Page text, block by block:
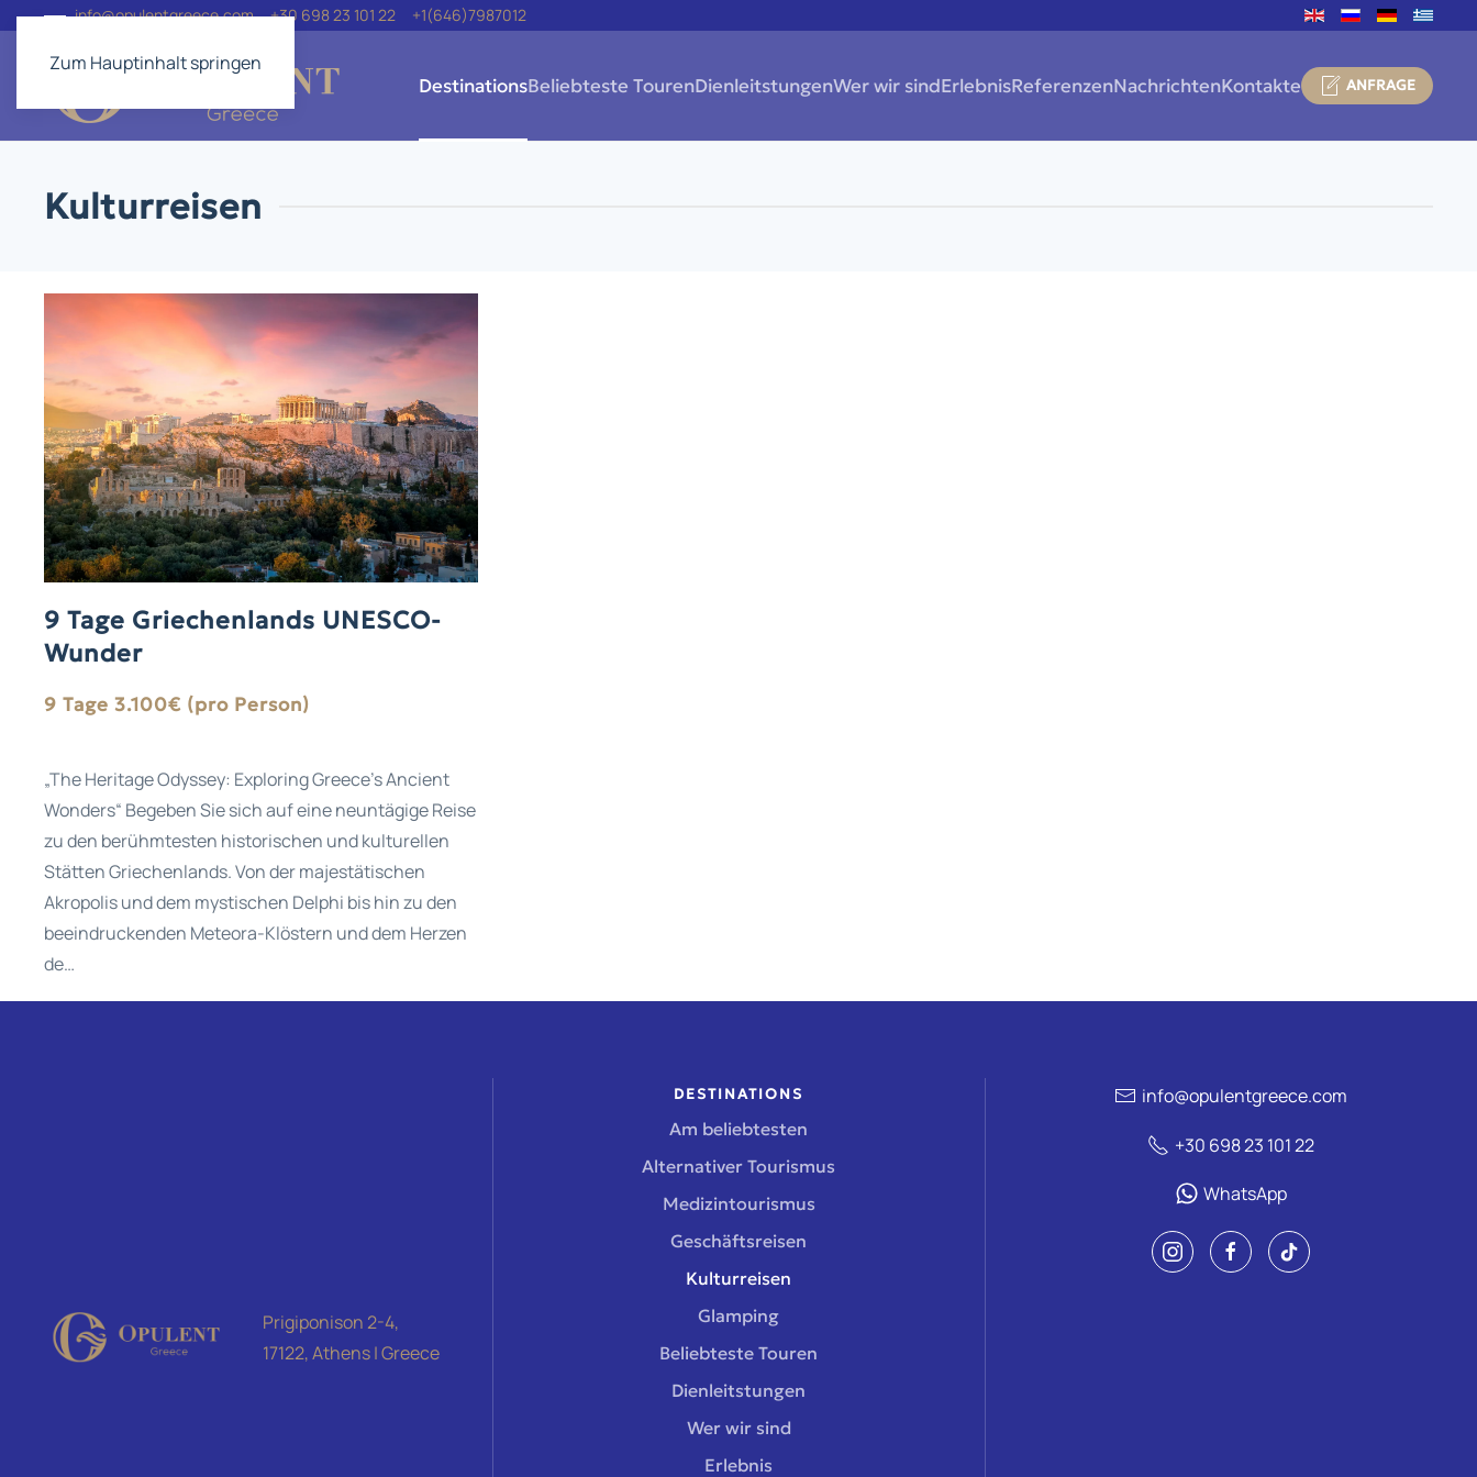
Zum Hauptinhalt springen
info@opulentgreece.com +30 698 23 101 22 +1(646)7987012
DestinationsBeliebteste TourenDienleitstungenWer wir sindErlebnisReferenzenNachrichtenKontakte ANFRAGE
Kulturreisen
9 Tage Griechenlands UNESCO-
Wunder
9 Tage 3.100€ (pro Person)
„The Heritage Odyssey: Exploring Greece's Ancient
Wonders“ Begeben Sie sich auf eine neuntägige Reise
zu den berühmtesten historischen und kulturellen
Stätten Griechenlands. Von der majestätischen
Akropolis und dem mystischen Delphi bis hin zu den
beeindruckenden Meteora-Klöstern und dem Herzen
de…
Prigiponison 2-4,
17122, Athens | Greece
DESTINATIONS
Am beliebtesten
Alternativer Tourismus
Medizintourismus
Geschäftsreisen
Kulturreisen
Glamping
Beliebteste Touren
Dienleitstungen
Wer wir sind
Erlebnis
info@opulentgreece.com
+30 698 23 101 22
WhatsApp